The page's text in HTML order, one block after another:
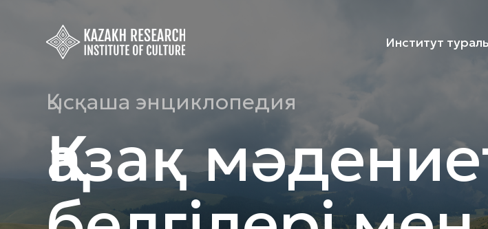
Институт
Қысқаша энциклопедия
Қазақ